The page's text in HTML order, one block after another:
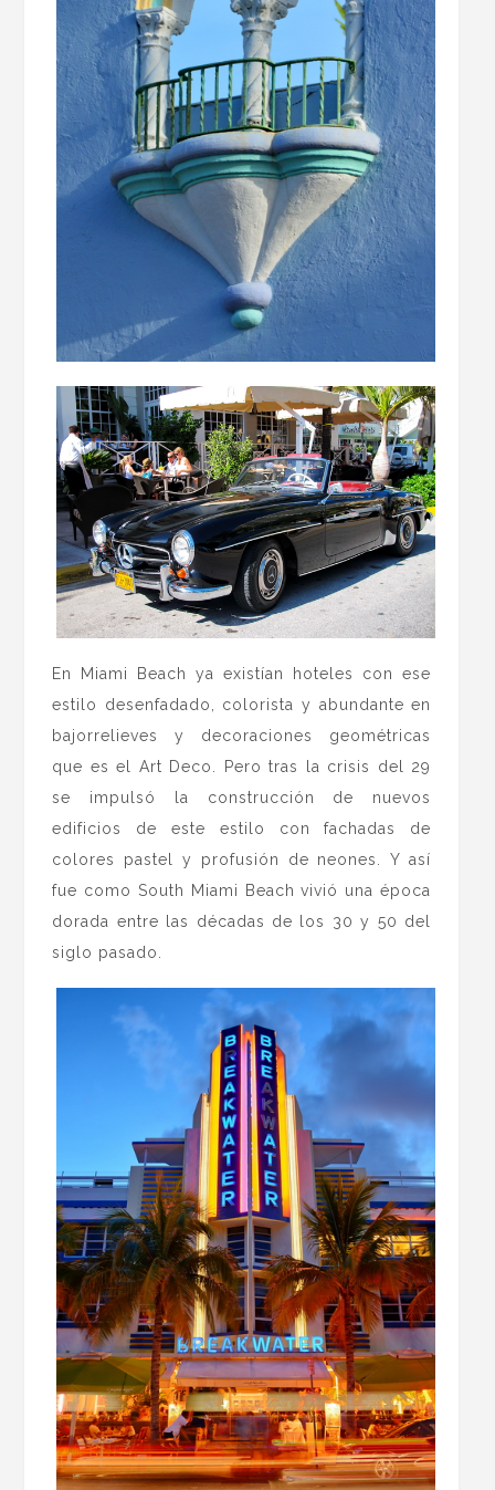
En Miami Beach ya existían hoteles con ese
estilo desenfadado, colorista y abundante en
bajorrelieves y decoraciones geométricas
que es el Art Deco. Pero tras la crisis del 29
se impulsó la construcción de nuevos
edificios de este estilo con fachadas de
colores pastel y profusión de neones. Y así
fue como South Miami Beach vivió una época
dorada entre las décadas de los 30 y 50 del
siglo pasado.